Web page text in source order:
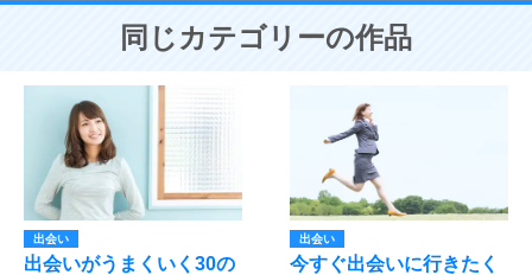
同じカテゴリーの作品
出会い
出会いがうまくいく30の
出会い
今すぐ出会いに行きたく